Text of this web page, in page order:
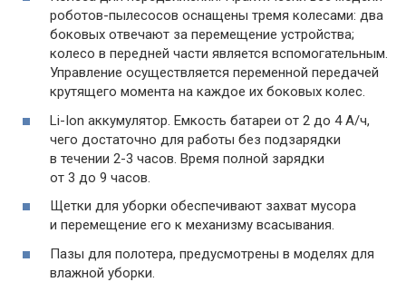
роботов-пылесосов оснащены тремя колесами: два
боковых отвечают за перемещение устройства;
колесо в передней части является вспомогательным.
Управление осуществляется переменной передачей
крутящего момента на каждое их боковых колес.
Li-Ion аккумулятор. Емкость батареи от 2 до 4 А/ч,
чего достаточно для работы без подзарядки
в течении 2-3 часов. Время полной зарядки
от 3 до 9 часов.
Щетки для уборки обеспечивают захват мусора
и перемещение его к механизму всасывания.
Пазы для полотера, предусмотрены в моделях для
влажной уборки.